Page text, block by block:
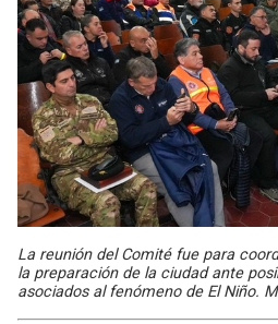
La reunión del Comité fue para
la preparación de la ciudad ante
asociados al fenómeno de El Niño.